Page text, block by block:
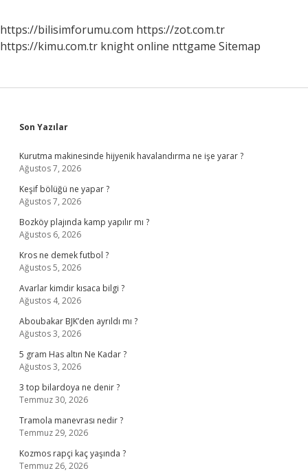
https://bilisimforumu.com https://zot.com.tr
https://kimu.com.tr knight online nttgame Sitemap
Sidebar
Son Yazılar
Kurutma makinesinde hijyenik havalandırma ne işe yarar ?
Ağustos 7, 2026
Keşif bölüğü ne yapar ?
Ağustos 7, 2026
Bozköy plajında kamp yapılır mı ?
Ağustos 6, 2026
Kros ne demek futbol ?
Ağustos 5, 2026
Avarlar kimdir kısaca bilgi ?
Ağustos 4, 2026
Aboubakar BJK’den ayrıldı mı ?
Ağustos 3, 2026
5 gram Has altın Ne Kadar ?
Ağustos 3, 2026
3 top bilardoya ne denir ?
Temmuz 30, 2026
Tramola manevrası nedir ?
Temmuz 29, 2026
Kozmos rapçi kaç yaşında ?
Temmuz 26, 2026